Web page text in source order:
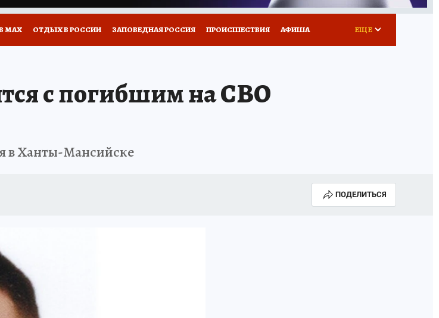
МАХ ОТДЫХ В РОССИИ ЗАПОВЕДНАЯ РОССИЯ ПРОИСШЕСТВИЯ АФИША ЕЩЕ
с погибшим на СВО
в Ханты-Мансийске
ПОДЕЛИТЬСЯ